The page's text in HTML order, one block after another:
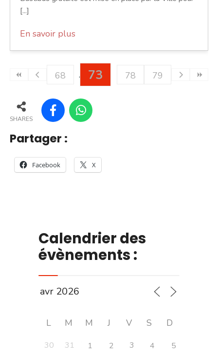
[...]
En savoir plus
68 73 78 79
SHARES
Partager :
Facebook X
Calendrier des
évènements :
L M M J V S D
30 31 1 2 3 4
5